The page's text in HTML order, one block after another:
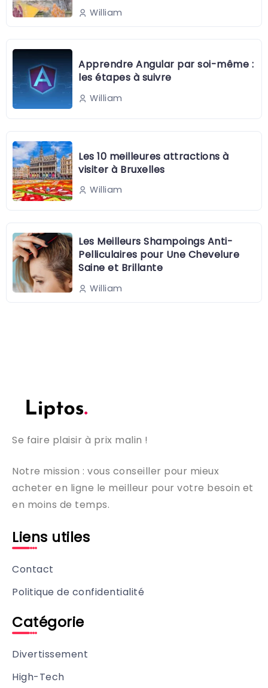
William
Apprendre Angular par soi-même :
les étapes à suivre
William
Les 10 meilleures attractions à
visiter à Bruxelles
William
Les Meilleurs Shampoings Anti-
Pelliculaires pour Une Chevelure
Saine et Brillante
William
Se faire plaisir à prix malin !
Notre mission : vous conseiller pour mieux
acheter en ligne le meilleur pour votre besoin et
en moins de temps.
Liens utiles
Contact
Politique de confidentialité
Catégorie
Divertissement
High-Tech